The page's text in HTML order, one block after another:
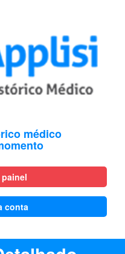
médico
conta